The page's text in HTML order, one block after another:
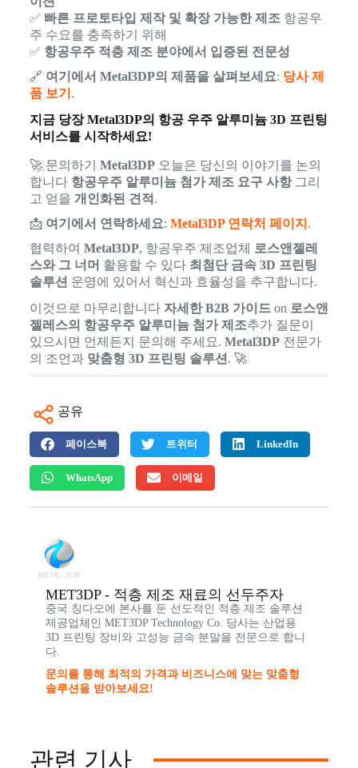
✅ 빠른 프로토타입 제작 및 확장 가능한 제조 항공우
주 수요를 충족하기 위해
✅ 항공우주 적층 제조 분야에서 입증된 전문성
🔗 여기에서 Metal3DP의 제품을 살펴보세요: 당사 제
품 보기 .
지금 당장 Metal3DP의 항공 우주 알루미늄 3D 프린팅
서비스를 시작하세요!
🚀 문의하기 Metal3DP오늘은 당신의 이야기를 논의
합니다 항공우주 알루미늄 첨가 제조 요구 사항그리
고 얻을 개인화된 견적 .
📩 여기에서 연락하세요: Metal3DP 연락처 페이지 .
협력하여 Metal3DP, 항공우주 제조업체
로스앤젤레
스와 그 너머 활용할 수 있다 최첨단 금속 3D 프린팅
솔루션 운영에 있어서 혁신과 효율성을 추구합니다.
이것으로 마무리합니다 자세한 B2B 가이드on 로스앤
젤레스의 항공우주 알루미늄 첨가 제조추가 질문이
있으시면 언제든지 문의해 주세요. Metal3DP전문가
의 조언과 맞춤형 3D 프린팅 솔루션 . 🚀
공유
페이스북 트위터 LinkedIn
WhatsApp 이메일
MET3DP - 적층 제조 재료의 선두주자
중국 칭다오에 본사를 둔 선도적인 적층 제조 솔루션
제공업체인 MET3DP Technology Co. 당사는 산업용
3D 프린팅 장비와 고성능 금속 분말을 전문으로 합니
다.
문의를 통해 최적의 가격과 비즈니스에 맞는 맞춤형
솔루션을 받아보세요!
관련 기사